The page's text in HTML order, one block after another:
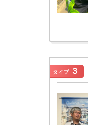
タイプ ３